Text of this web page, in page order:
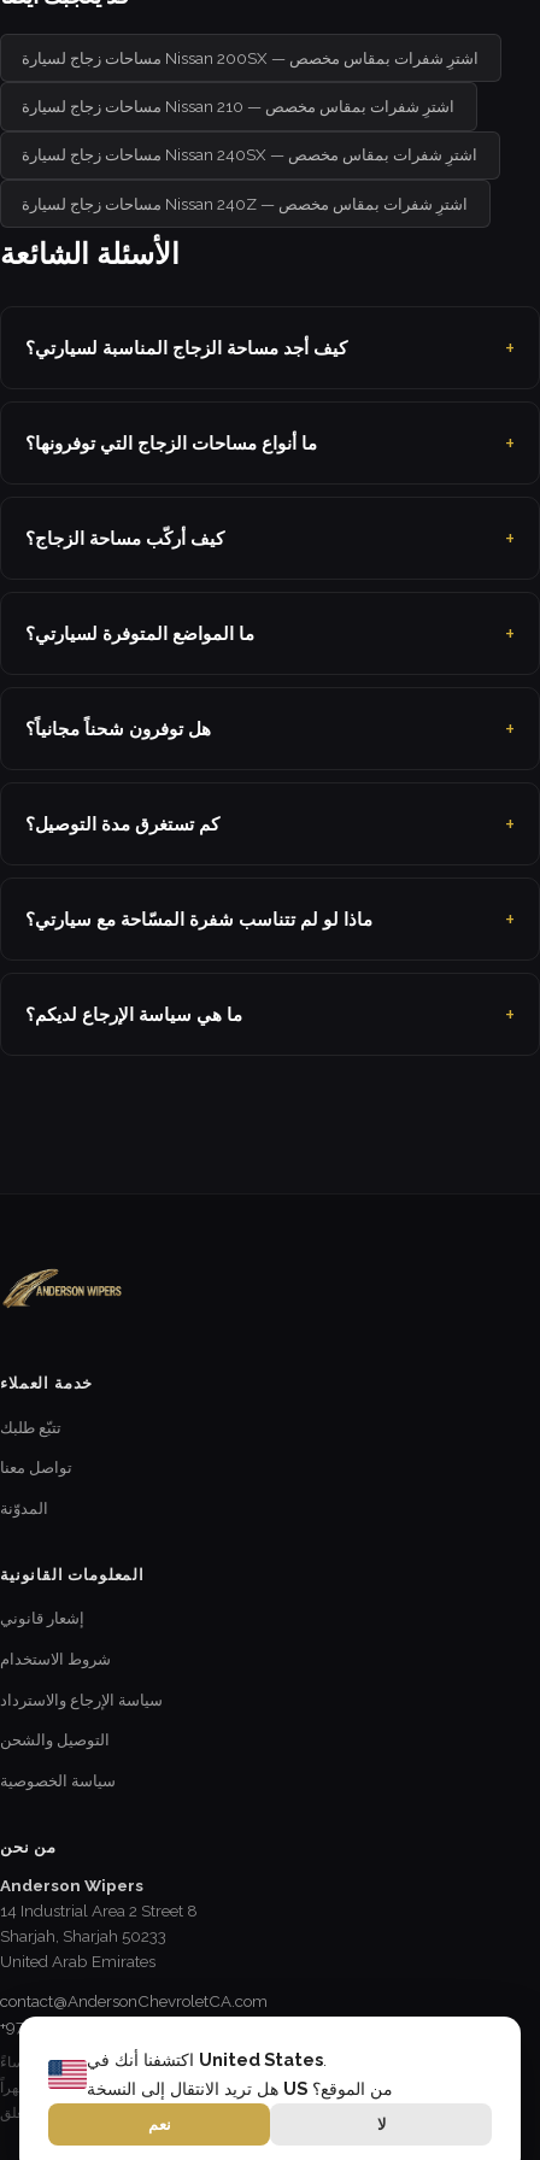
United States
US من الموقع؟
نعم لا
مساحات زجاج لسيارة Nissan 200SX — اشترِ شفرات بمقاس مخصص
مساحات زجاج لسيارة Nissan 210 — اشترِ شفرات بمقاس مخصص
مساحات زجاج لسيارة Nissan 240SX — اشترِ شفرات بمقاس مخصص
مساحات زجاج لسيارة Nissan 240Z — اشترِ شفرات بمقاس مخصص
الأسئلة الشائعة
كيف أجد مساحة الزجاج المناسبة لسيارتي؟
ما أنواع مساحات الزجاج التي توفرونها؟
كيف أركّب مساحة الزجاج؟
ما المواضع المتوفرة لسيارتي؟
هل توفرون شحناً مجانياً؟
كم تستغرق مدة التوصيل؟
ماذا لو لم تتناسب شفرة المسّاحة مع سيارتي؟
ما هي سياسة الإرجاع لديكم؟
خدمة العملاء
تتبّع طلبك
تواصل معنا
المدوّنة
المعلومات القانونية
إشعار قانوني
شروط الاستخدام
سياسة الإرجاع والاسترداد
التوصيل والشحن
سياسة الخصوصية
من نحن
Anderson Wipers
14 Industrial Area 2 Street 8
Sharjah, Sharjah 50233
United Arab Emirates
contact@AndersonChevroletCA.com
+971 6 534 2178
الإثنين - الجمعة / 8:15 صباحاً - 5 مساءً
السبت / 8:30 صباحاً - 12:30 ظهراً
الأحد & العطل الرسمية / مغلق